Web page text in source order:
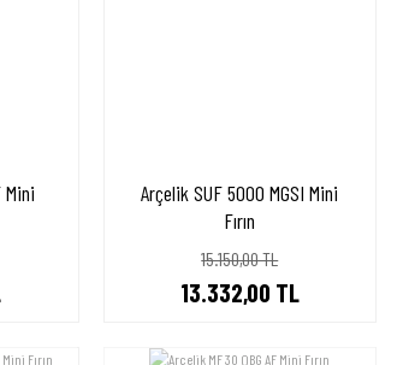
Mini
Arçelik SUF 5000 MGSI Mini
Fırın
15.150,00 TL
13.332,00 TL